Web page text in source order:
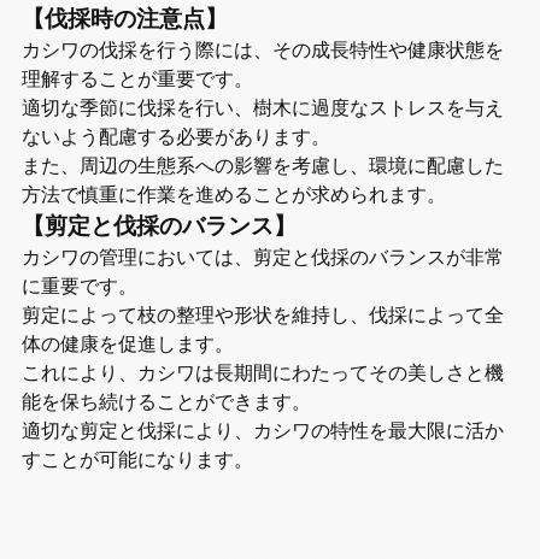
【伐採時の注意点】
カシワの伐採を行う際には、その成長特性や健康状態を
理解することが重要です。
適切な季節に伐採を行い、樹木に過度なストレスを与え
ないよう配慮する必要があります。
また、周辺の生態系への影響を考慮し、環境に配慮した
方法で慎重に作業を進めることが求められます。
【剪定と伐採のバランス】
カシワの管理においては、剪定と伐採のバランスが非常
に重要です。
剪定によって枝の整理や形状を維持し、伐採によって全
体の健康を促進します。
これにより、カシワは長期間にわたってその美しさと機
能を保ち続けることができます。
適切な剪定と伐採により、カシワの特性を最大限に活か
すことが可能になります。